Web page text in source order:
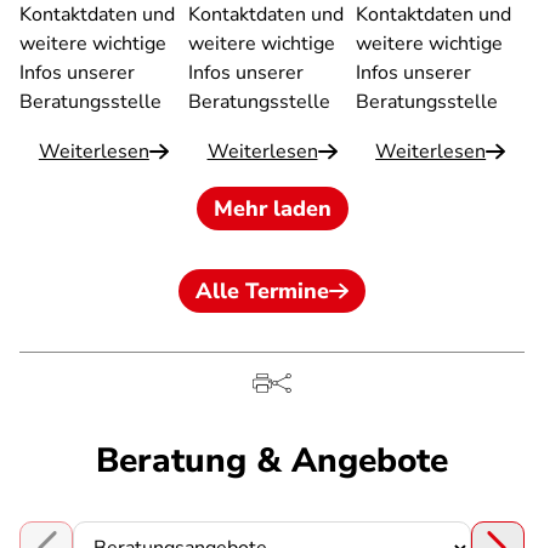
Kontaktdaten und
weitere wichtige
Infos unserer
Beratungsstelle
Weiterlesen
Kontaktdaten und
weitere wichtige
Infos unserer
Beratungsstelle
Weiterlesen
Kontaktdaten und
weitere wichtige
Infos unserer
Beratungsstelle
Weiterlesen
Mehr laden
Alle Termine
Beratung & Angebote